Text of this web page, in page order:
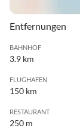
Entfernungen
BAHNHOF
3.9 km
FLUGHAFEN
150 km
RESTAURANT
250 m